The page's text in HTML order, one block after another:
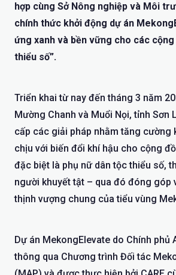
hợp cùng Sở Nông nghiệp và Môi
chính thức khởi động dự án
ứng xanh và bền vững cho các
thiểu số”.
Triển khai từ nay đến tháng 3 năm
Mường Chanh và Muổi Nọi, tỉnh Sơn
cấp các giải pháp nhằm tăng cường
chịu với biến đổi khí hậu cho cộng
đặc biệt là phụ nữ dân tộc thiểu số,
người khuyết tật – qua đó đóng góp
thịnh vượng chung của tiểu vùng
Dự án MekongElevate do Chính phủ
thông qua Chương trình Đối tác